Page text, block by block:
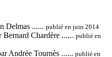
Delmas ...... publié en juin 2014
Bernard Chardère ...... publié en
Andrée Tournès ...... publié en